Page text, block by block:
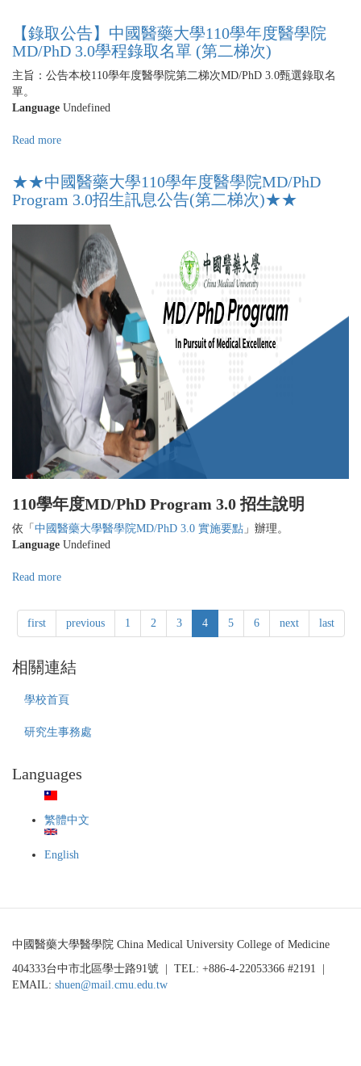
院
MD/PhD
2.0
學
錄
國
醫
藥
大
111
學
院
錄
名
單
【錄取公告】中國醫藥大學110學年度醫學院
MD/PhD 3.0學程錄取名單 (第二梯次)
主旨：公告本校110學年度醫學院第二梯次MD/PhD 3.0甄選錄取名
單。
Language Undefined
Read more
取
公
告】
大
學
110
年
度
醫
院
MD/PhD
3.0
學
程
錄
取
名
單
次)
★★中國醫藥大學110學年度醫學院MD/PhD
Program 3.0招生訊息公告(第二梯次)★★
110學年度MD/PhD Program 3.0 招生說明
依「中國醫藥大學醫學院MD/PhD 3.0 實施要點 」辦理。
Language Undefined
Read more
中
國
醫
藥
大
110
年
醫
學
MD/PhD
3.0
告
(第
二
first previous 1 2 3 4 5 6 next last
相關連結
學校首頁
研究生事務處
Languages
繁體中文
English
中國醫藥大學醫學院 China Medical University College of Medicine
404333台中市北區學士路91號 | TEL: +886-4-22053366 #2191 |
EMAIL: shuen@mail.cmu.edu.tw